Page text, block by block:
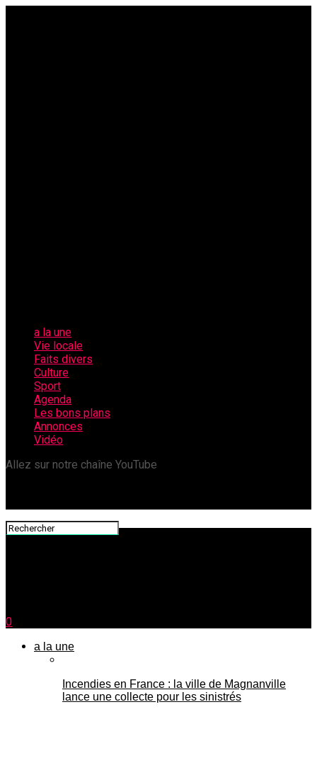
a la une
Vie locale
Faits divers
Culture
Sport
Agenda
Les bons plans
Annonces
Vidéo
Allez sur notre chaîne YouTube
0
a la une
Incendies en France : la ville de Magnanville
lance une collecte pour les sinistrés